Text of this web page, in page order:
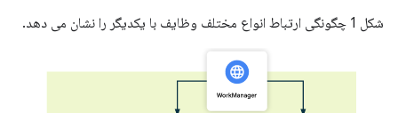
شکل 1 چگونگی ارتباط انواع مختلف وظایف با یکدیگر را نشان می دهد.